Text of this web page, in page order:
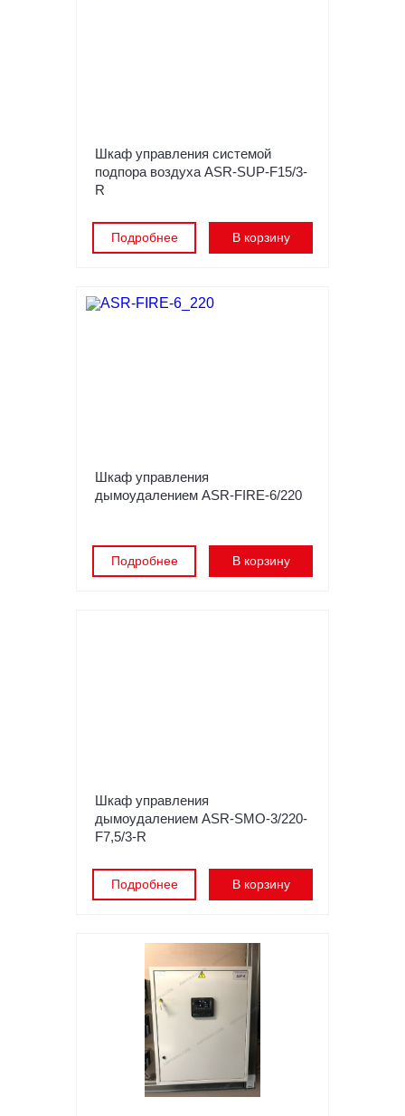
Шкаф управления системой
подпора воздуха ASR-SUP-F15/3-
R
Подробнее В корзину
Шкаф управления
дымоудалением ASR-FIRE-6/220
Подробнее В корзину
Шкаф управления
дымоудалением ASR-SMO-3/220-
F7,5/3-R
Подробнее В корзину